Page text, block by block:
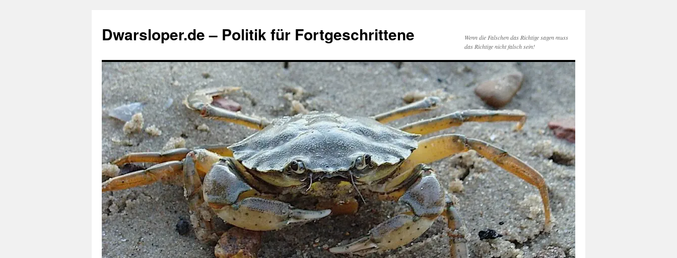
springen
Dwarsloper.de – Politik für Fortgeschrittene
Wenn die Falschen das Richtige sagen muss
das Richtige nicht falsch sein!